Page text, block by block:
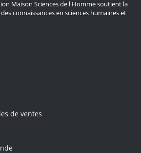
Maison Sciences de l'Homme soutient la
connaissances en sciences humaines et
de ventes